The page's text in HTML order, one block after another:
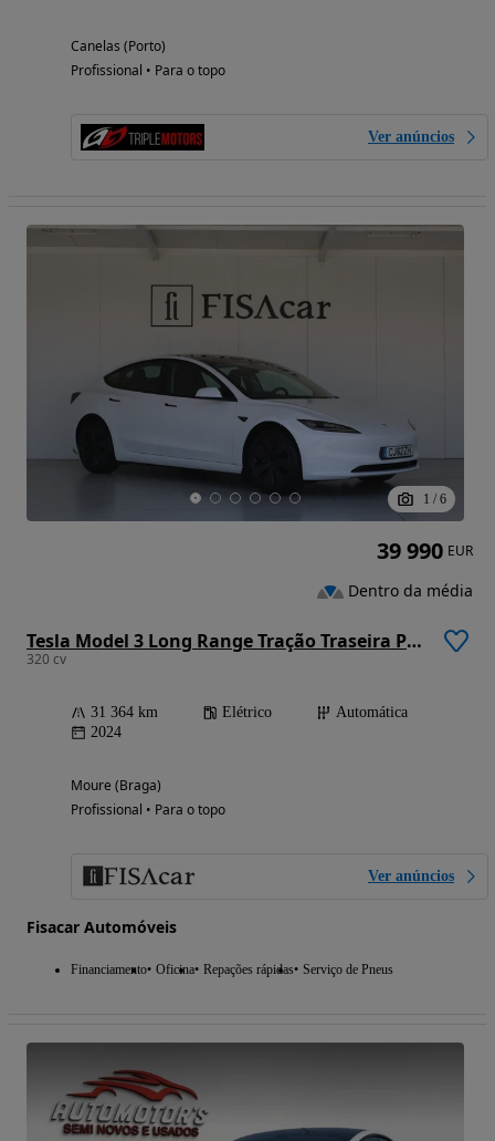
Canelas (Porto)
Profissional • Para o topo
Ver anúncios
1 / 6
Tesla Model 3 Long Range Tração Traseira Premium
320 cv
31 364 km Elétrico
Automática
2024
Moure (Braga)
Profissional • Para o topo
Ver anúncios
Fisacar Automóveis
Financiamento Oficina Repações rápidas Serviço de Pneus
39 990 EUR
Dentro da média